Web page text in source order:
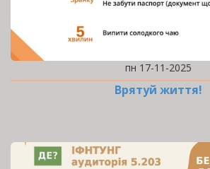
пн 17-11-2025
Врятуй життя!